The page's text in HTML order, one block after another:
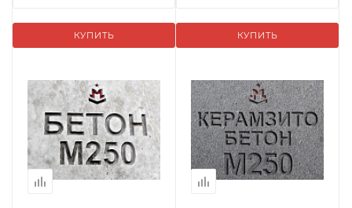
КУПИТЬ КУПИТЬ